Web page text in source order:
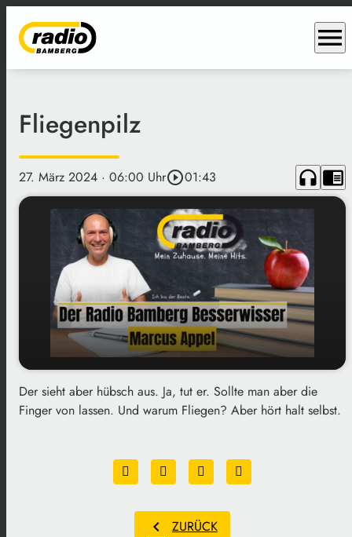
menu
Fliegenpilz
27. März 2024 · 06:00 Uhrplay_circle_outline01:43 headphones chrome_reader_mode
play_arrow Fliegenpilz
Der sieht aber hübsch aus. Ja, tut er. Sollte man aber die
Finger von lassen. Und warum Fliegen? Aber hört halt selbst.
chevron_left ZURÜCK